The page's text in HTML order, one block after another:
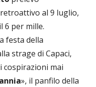
al 9 luglio,
6 per mille.
festa della
strage di Capaci,
cospirazioni mai
», il panfilo della